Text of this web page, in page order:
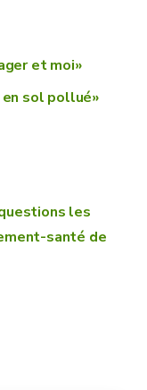
et moi»
sol pollué»
les
santé de